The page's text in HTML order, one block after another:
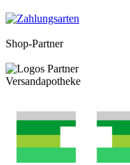
Shop-Partner
Versandapotheke